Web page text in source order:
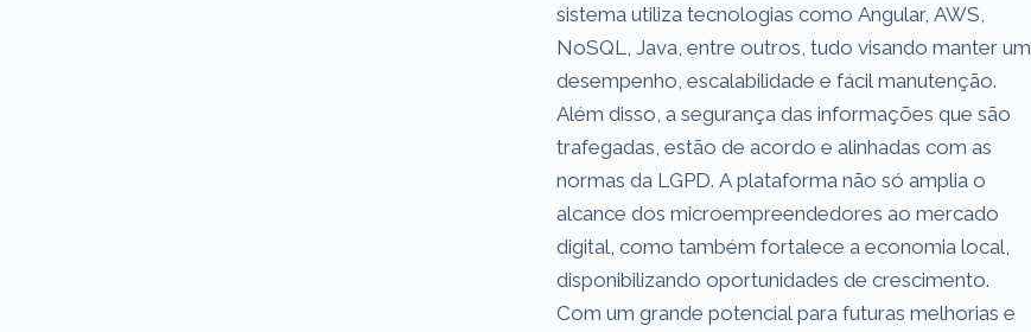
sistema utiliza tecnologias como Angular, AWS,
NoSQL, Java, entre outros, tudo visando manter um
desempenho, escalabilidade e fácil manutenção.
Além disso, a segurança das informações que são
trafegadas, estão de acordo e alinhadas com as
normas da LGPD. A plataforma não só amplia o
alcance dos microempreendedores ao mercado
digital, como também fortalece a economia local,
disponibilizando oportunidades de crescimento.
Com um grande potencial para futuras melhorias e